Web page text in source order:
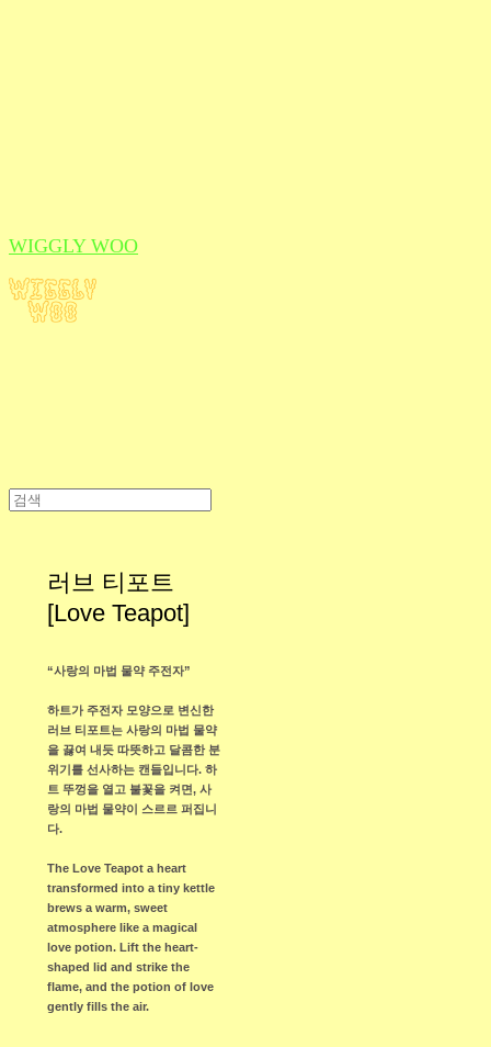
WIGGLY WOO
러브 티포트
[Love Teapot]
“사랑의 마법 물약 주전자”
하트가 주전자 모양으로 변신한
러브 티포트는 사랑의 마법 물약
을 끓여 내듯 따뜻하고 달콤한 분
위기를 선사하는 캔들입니다. 하
트 뚜껑을 열고 불꽃을 켜면, 사
랑의 마법 물약이 스르르 퍼집니
다.
The Love Teapot a heart
transformed into a tiny kettle
brews a warm, sweet
atmosphere like a magical
love potion. Lift the heart-
shaped lid and strike the
flame, and the potion of love
gently fills the air.